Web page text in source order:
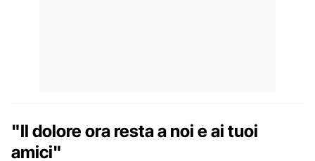
"Il dolore ora resta a noi e ai tuoi
amici"